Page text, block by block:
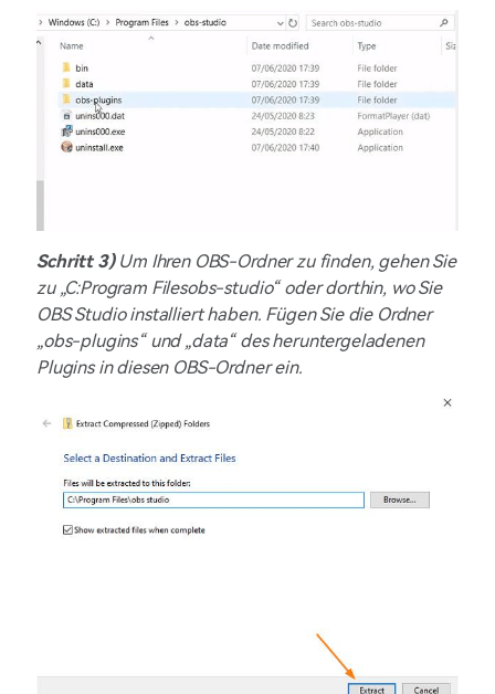
Schritt 3)Um Ihren OBS-Ordner zu finden, gehen Sie
zu „C:Program Filesobs-studio“ oder dorthin, wo Sie
OBS Studio installiert haben. Fügen Sie die Ordner
„obs-plugins“ und „data“ des heruntergeladenen
Plugins in diesen OBS-Ordner ein.